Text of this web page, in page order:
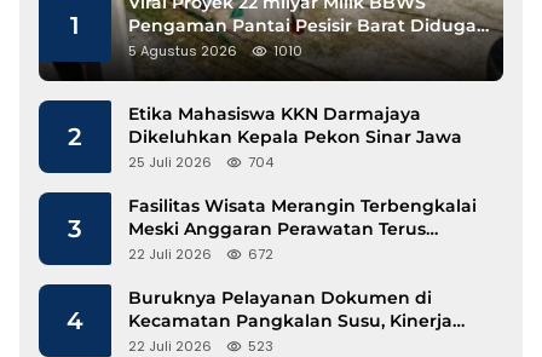
1
Pengaman Pantai Pesisir Barat Diduga
Gunakan Besi Banci
5 Agustus 2026 1010
2
Etika Mahasiswa KKN Darmajaya
Dikeluhkan Kepala Pekon Sinar Jawa
25 Juli 2026 704
3
Fasilitas Wisata Merangin Terbengkalai
Meski Anggaran Perawatan Terus
Mengalir
22 Juli 2026 672
4
Buruknya Pelayanan Dokumen di
Kecamatan Pangkalan Susu, Kinerja
Disdukcapil Langkat Disorot
22 Juli 2026 523